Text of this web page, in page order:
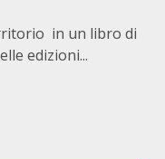
in un libro di
edizioni...